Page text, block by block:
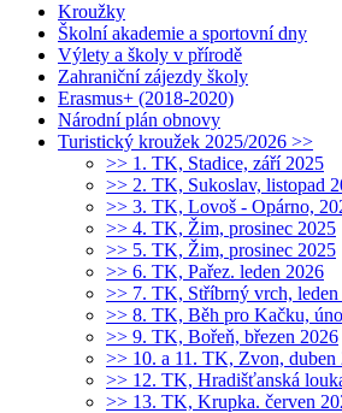
Kroužky
Školní akademie a sportovní dny
Výlety a školy v přírodě
Zahraniční zájezdy školy
Erasmus+ (2018-2020)
Národní plán obnovy
Turistický kroužek 2025/2026 >>
>> 1. TK, Stadice, září 2025
>> 2. TK, Sukoslav, listopad
>> 3. TK, Lovoš - Opárno,
>> 4. TK, Žim, prosinec 2025
>> 5. TK, Žim, prosinec 2025
>> 6. TK, Pařez. leden 2026
>> 7. TK, Stříbrný vrch, leden
>> 8. TK, Běh pro Kačku,
>> 9. TK, Bořeň, březen 2026
>> 10. a 11. TK, Zvon, duben
>> 12. TK, Hradišťanská
>> 13. TK, Krupka. červen